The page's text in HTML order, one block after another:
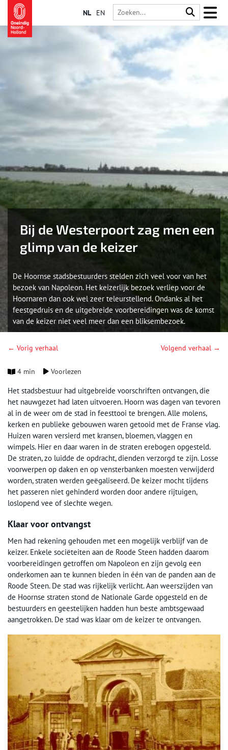
NL EN
Bij de Westerpoort zag men een
glimp van de keizer
De Hoornse stadsbestuurders stelden zich veel voor van het
bezoek van Napoleon. Het keizerlijk bezoek verliep voor de
Hoornaren dan ook wel zeer teleurstellend. Ondanks al het
feestgedruis en de uitgebreide voorbereidingen was de komst
van de keizer niet veel meer dan een bliksembezoek.
← Vorig verhaal Volgend verhaal →
4 min Voorlezen
Het stadsbestuur had uitgebreide voorschriften ontvangen, die
het nauwgezet had laten uitvoeren. Hoorn was dagen van tevoren
al in de weer om de stad in feesttooi te brengen. Alle molens,
kerken en publieke gebouwen waren getooid met de Franse vlag.
Huizen waren versierd met kransen, bloemen, vlaggen en
wimpels. Hier en daar waren in de straten erebogen opgesteld.
De straten, zo luidde de opdracht, dienden verzorgd te zijn. Losse
voorwerpen op daken en op vensterbanken moesten verwijderd
worden, straten werden geëgaliseerd. De keizer mocht tijdens
het passeren niet gehinderd worden door andere rijtuigen,
loslopend vee of slechte wegen.
Klaar voor ontvangst
Men had rekening gehouden met een mogelijk verblijf van de
keizer. Enkele sociëteiten aan de Roode Steen hadden daarom
voorbereidingen getroffen om Napoleon en zijn gevolg een
onderkomen aan te kunnen bieden in één van de panden aan de
Roode Steen. De stad was rijkelijk verlicht. Aan weerszijden van
de Hoornse straten stond de Nationale Garde opgesteld en de
bestuurders en geestelijken hadden hun beste ambtsgewaad
aangetrokken. De stad was klaar om de keizer te ontvangen.